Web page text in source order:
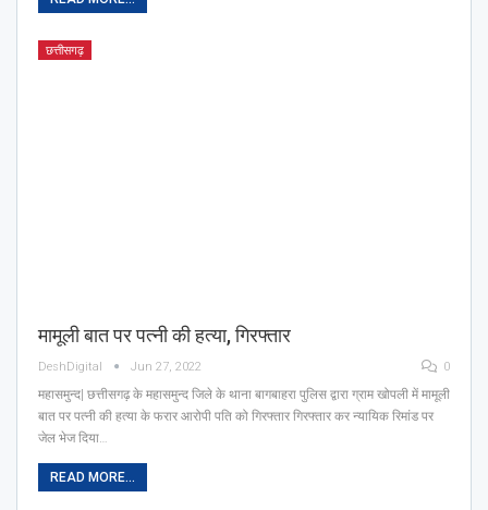
छत्तीसगढ़
मामूली बात पर पत्नी की हत्या, गिरफ्तार
DeshDigital Jun 27, 2022 0
महासमुन्द| छत्तीसगढ़ के महासमुन्द जिले के थाना बागबाहरा पुलिस द्वारा ग्राम खोपली में मामूली
बात पर पत्नी की हत्या के फरार आरोपी पति को गिरफ्तार गिरफ्तार कर न्यायिक रिमांड पर
जेल भेज दिया…
READ MORE...